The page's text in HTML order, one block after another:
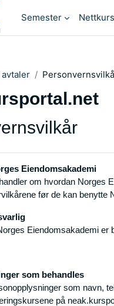
Semester
Nettkurs
Eiendomsakademi
om hvordan Norges
før de kan
Eiendomsakademi er
som behandles
som navn,
på